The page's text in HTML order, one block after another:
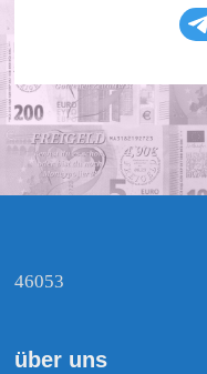
46053
über uns